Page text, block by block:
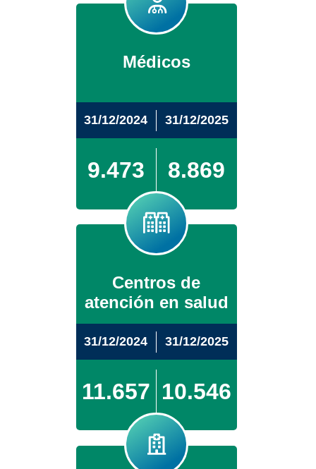
Médicos
31/12/2024 31/12/2025
9.473 8.869
Centros de
atención en salud
31/12/2024 31/12/2025
11.657 10.546